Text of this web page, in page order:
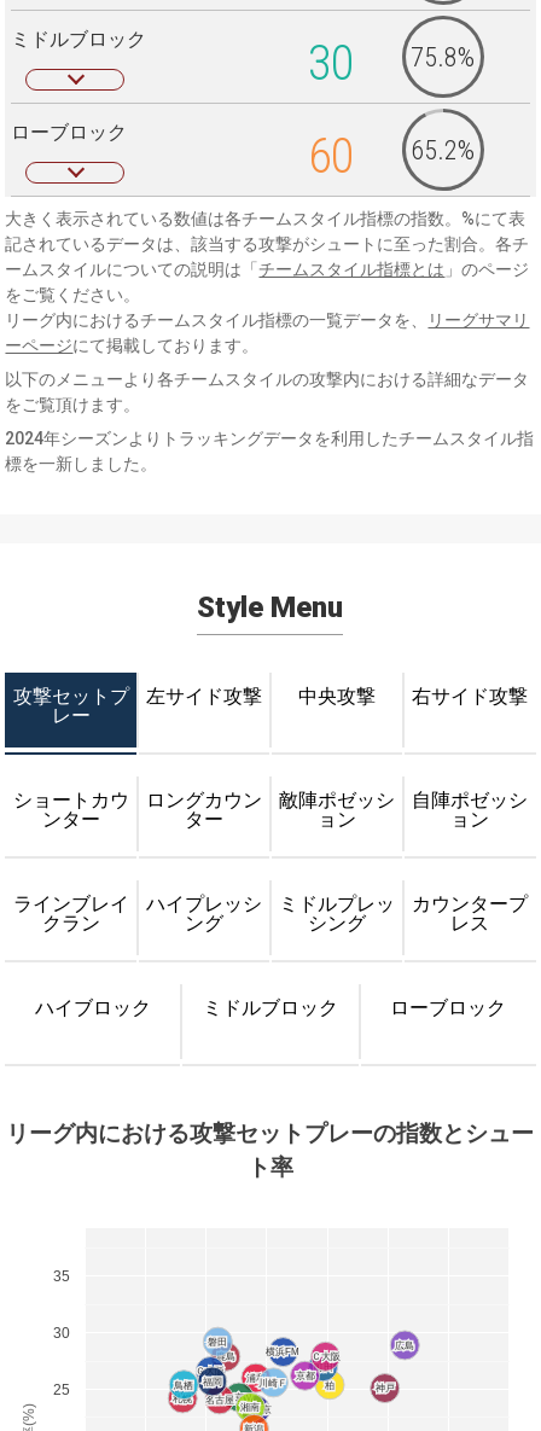
ミドルブロック 30 75.8%
ローブロック 60 65.2%
大きく表示されている数値は各チームスタイル指標の指数。%にて表
記されているデータは、該当する攻撃がシュートに至った割合。各チ
ームスタイルについての説明は「 チームスタイル指標とは 」のページ
をご覧ください。
リーグ内におけるチームスタイル指標の一覧データを、
リーグサマリ
ーページにて掲載しております。
以下のメニューより各チームスタイルの攻撃内における詳細なデータ
をご覧頂けます。
2024年シーズンよりトラッキングデータを利用したチームスタイル指
標を一新しました。
Style Menu
攻撃セットプ
レー
左サイド攻撃 中央攻撃 右サイド攻撃
ショートカウ
ンター
ロングカウン
ター
敵陣ポゼッシ
ョン
自陣ポゼッシ
ョン
ラインブレイ
クラン
ハイプレッシ
ング
ミドルプレッ
シング
カウンタープ
レス
ハイブロック ミドルブロック ローブロック
リーグ内における攻撃セットプレーの指数とシュー
ト率
札幌
札幌
鹿島
鹿島
浦和
浦和
柏
柏
FC東京
FC東京
東京Ｖ
東京Ｖ
町田
町田
川崎Ｆ
川崎Ｆ
横浜FM
横浜FM
湘南
湘南
磐田
磐田
名古屋
名古屋
京都
京都
Ｇ大阪
Ｇ大阪
Ｃ大阪
Ｃ大阪
神戸
神戸
広島
広島
福岡
福岡
鳥栖
鳥栖
25
30
35